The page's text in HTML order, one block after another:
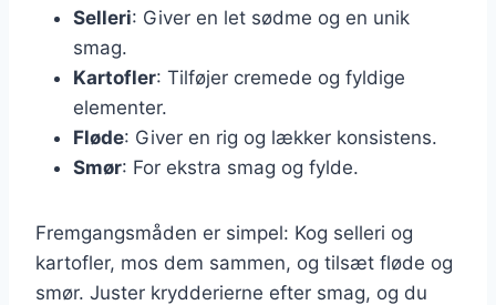
Selleri: Giver en let sødme og en unik
smag.
Kartofler: Tilføjer cremede og fyldige
elementer.
Fløde: Giver en rig og lækker konsistens.
Smør: For ekstra smag og fylde.
Fremgangsmåden er simpel: Kog selleri og
kartofler, mos dem sammen, og tilsæt fløde og
smør. Juster krydderierne efter smag, og du